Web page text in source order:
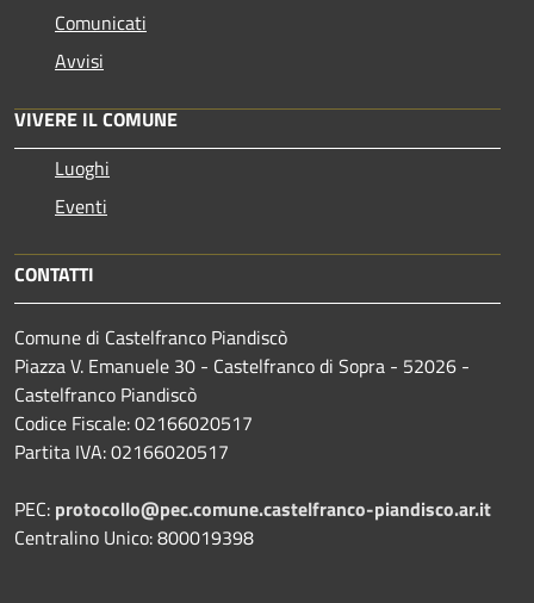
Comunicati
Avvisi
VIVERE IL COMUNE
Luoghi
Eventi
CONTATTI
Comune di Castelfranco Piandiscò
Piazza V. Emanuele 30 - Castelfranco di Sopra - 52026 -
Castelfranco Piandiscò
Codice Fiscale: 02166020517
Partita IVA: 02166020517
PEC: protocollo@pec.comune.castelfranco-piandisco.ar.it
Centralino Unico: 800019398